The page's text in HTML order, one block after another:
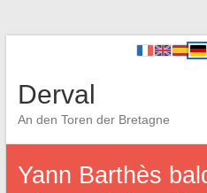
Derval
An den Toren der Bretagne
Yann Barthès